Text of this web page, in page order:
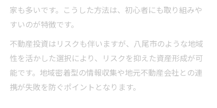
口コミや評判から見る不動産選びのコツ
地元情報を活かす不動産投資の実践法
不動産の資産価値を保つ見極めポイント
八尾市不動産の市場動向を正しく読む方法
築古物件の活用と資産価値維持のコツ
家も多いです。こうした方法は、初心者にも取り組みや
すいのが特徴です。
不動産投資はリスクも伴いますが、八尾市のような地域
性を活かした選択により、リスクを抑えた資産形成が可
能です。地域密着型の情報収集や地元不動産会社との連
携が失敗を防ぐポイントとなります。